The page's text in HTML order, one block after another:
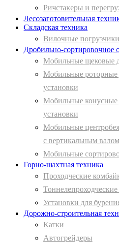
Ричстакеры и
Лесозаготовительная
Складская техника
Вилочные
Дробильно-сортировочное
Мобильные щековые
Мобильные роторные
установки
Мобильные конусные
установки
Мобильные
с вертикальным валом
Мобильные
Горно-шахтная техника
Проходческие
Установки для
Дорожно-строительная
Катки
Автогрейдеры